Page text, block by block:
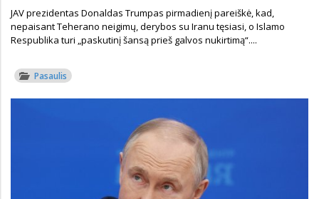
JAV prezidentas Donaldas Trumpas pirmadienį pareiškė, kad,
nepaisant Teherano neigimų, derybos su Iranu tęsiasi, o Islamo
Respublika turi „paskutinį šansą prieš galvos nukirtimą“....
Pasaulis